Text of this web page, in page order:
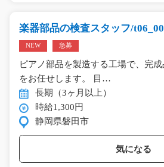
楽器部品の検査スタッフ/
NEW 急募
ピアノ部品を製造する工場で、完
をお任せします。 目…
長期（3ヶ月以上）
時給1,300円
静岡県磐田市
気になる